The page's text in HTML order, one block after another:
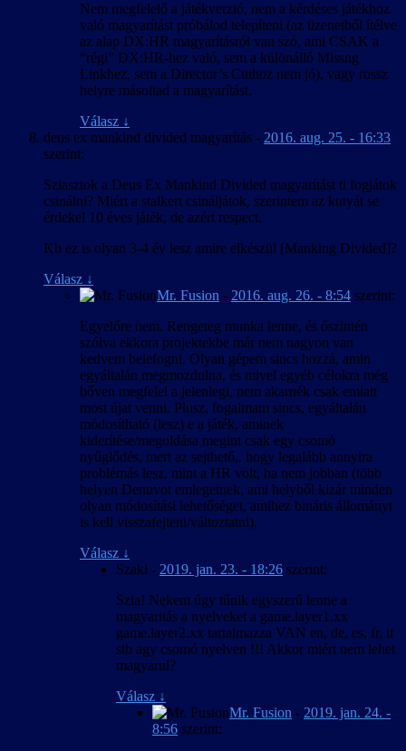
Nem megfelelő a játékverzió, nem a kérdéses játékhoz
való magyarítást próbálod telepíteni (az üzenetből ítélve
az alap DX:HR magyarításról van szó, ami CSAK a
“régi” DX:HR-hez való, sem a különálló Missng
Linkhez, sem a Director’s Cuthoz nem jó), vagy rossz
helyre másoltad a magyarítást.
Válasz ↓
deus ex mankind divided magyarítás - 2016. aug. 25. - 16:33
szerint:
Sziasztok a Deus Ex Mankind Divided magyarítást ti fogjátok
csinálni? Miért a stalkert csináljátok, szerintem az kutyát se
érdekel 10 éves játék, de azért respect.
Kb ez is olyan 3-4 év lesz amire elkészül [Manking Divided]?
Válasz ↓
Mr. Fusion - 2016. aug. 26. - 8:54 szerint:
Egyelőre nem. Rengeteg munka lenne, és őszintén
szólva ekkora projektekbe már nem nagyon van
kedvem belefogni. Olyan gépem sincs hozzá, amin
egyáltalán megmozdulna, és mivel egyéb célokra még
bőven megfelel a jelenlegi, nem akarnék csak emiatt
most újat venni. Plusz, fogalmam sincs, egyáltalán
módosítható (lesz) e a játék, aminek
kiderítése/megoldása megint csak egy csomó
nyűglődés, mert az sejthető,. hogy legalább annyira
problémás lesz, mint a HR volt, ha nem jobban (több
helyen Denuvot emlegetnek, ami helyből kizár minden
olyan módosítási lehetőséget, amihez bináris állományt
is kell visszafejteni/változtatni).
Válasz ↓
Szaki - 2019. jan. 23. - 18:26 szerint:
Szia! Nekem úgy tűnik egyszerű lenne a
magyaritás a nyelveket a game.layer1.xx
game.layer2.xx tartalmazza VAN en, de, es, fr, it
stb agy csomó nyelven !!! Akkor miért nem lehet
magyarul?
Válasz ↓
Mr. Fusion - 2019. jan. 24. -
8:56 szerint: